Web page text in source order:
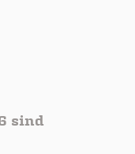
sind